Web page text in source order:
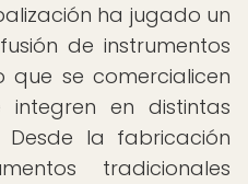
ha jugado un
de instrumentos
que se comercialicen
en distintas
Desde la fabricación
tradicionales